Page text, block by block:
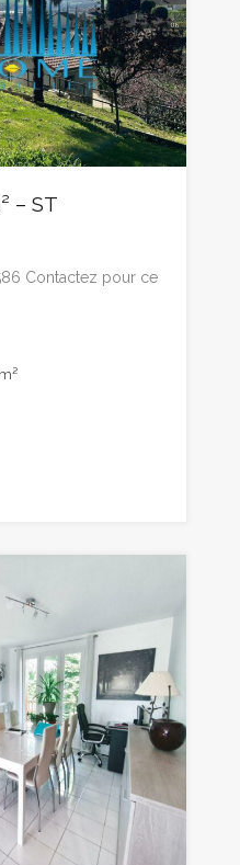
– ST
Contactez pour ce
m²